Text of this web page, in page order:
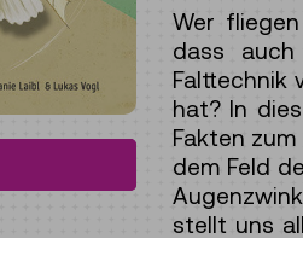
Wer
dass
Falttechnik
hat? In
Fakten
dem Feld
stellt uns
Natur